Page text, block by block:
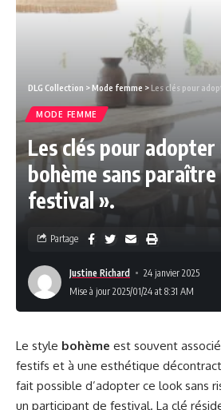
DLG Collection > Mode femme > Les clés pour adopter un
MODE FEMME
Les clés pour
bohème sans
festival ».
Justine Richard
24 janvier 2025
Mise à jour 2025/01/24 at 8:31 AM
Partage
Le style bohème est souvent
festifs et à une esthétique
fait possible d’adopter ce look sans
un participant de festival. La clé